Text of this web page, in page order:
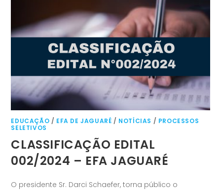
EDUCAÇÃO / EFA DE JAGUARÉ / NOTÍCIAS / PROCESSOS
SELETIVOS
CLASSIFICAÇÃO EDITAL
002/2024 – EFA JAGUARÉ
O presidente Sr. Darci Schaefer, torna público o